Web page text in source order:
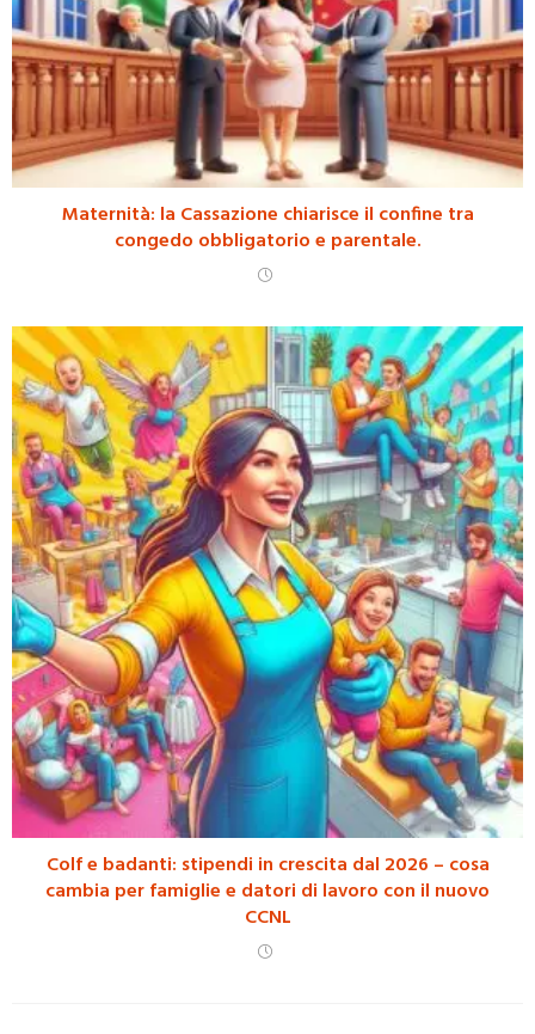
Maternità: la Cassazione chiarisce il confine tra
congedo obbligatorio e parentale.
Colf e badanti: stipendi in crescita dal 2026 – cosa
cambia per famiglie e datori di lavoro con il nuovo
CCNL